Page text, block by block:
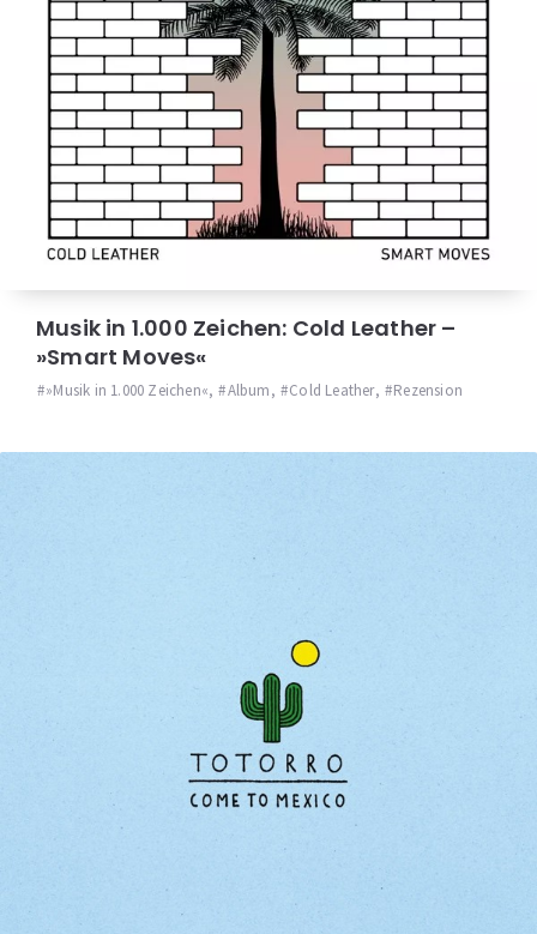
Musik in 1.000 Zeichen: Cold Leather –
»Smart Moves«
»Musik in 1.000 Zeichen«, Album, Cold Leather, Rezension